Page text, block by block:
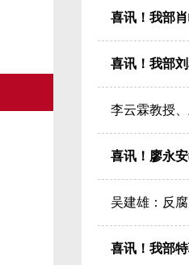
喜讯！我部
喜讯！我部
李云霖教授
喜讯！廖永
吴建雄：反
喜讯！我部